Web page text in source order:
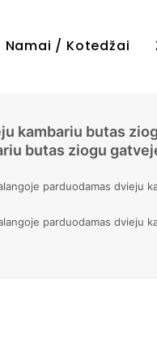
Namai / Kotedžai
kambariu butas
butas ziogu
parduodamas dvieju
parduodamas dvieju